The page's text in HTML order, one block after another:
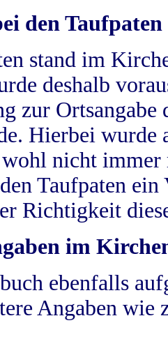
den Taufpaten
stand im
deshalb
zur
Hierbei wurde
nicht
Taufpaten
Richtigkeit
im
ebenfalls
Angaben wie